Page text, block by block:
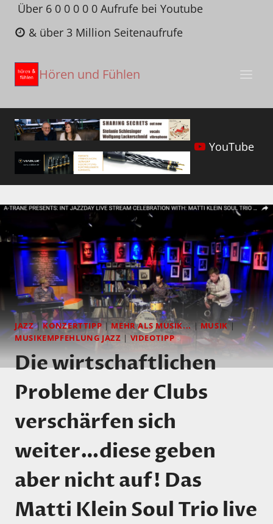
Zum
Inhalt
springen
Über 6 0 0 0 0 0 Aufrufe bei Youtube
& über 3 Million Seitenaufrufe
Hören und Fühlen
YouTube
JAZZ|KONZERTTIPP|MEHR ALS MUSIK...|MUSIK|
MUSIKEMPFEHLUNG JAZZ |VIDEOTIPP
Die wirtschaftlichen
Probleme der Clubs
verschärfen sich
weiter…diese geben
aber nicht auf! Das
Matti Klein Soul Trio live